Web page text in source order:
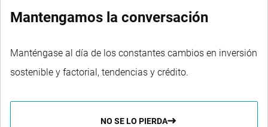
Mantengamos la conversación
Manténgase al día de los constantes cambios en inversión
sostenible y factorial, tendencias y crédito.
NO SE LO PIERDA